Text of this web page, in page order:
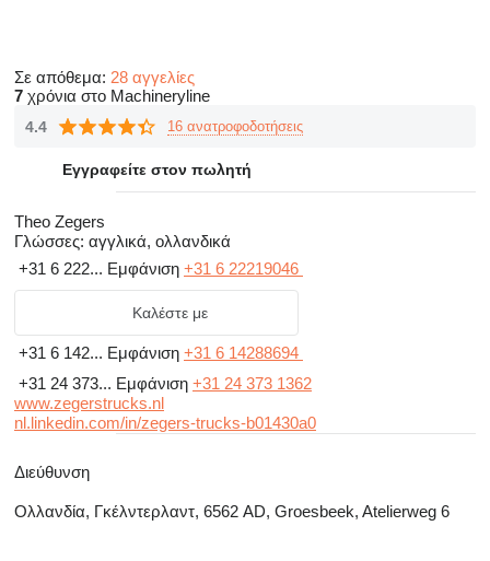
Σε απόθεμα: 28 αγγελίες
7 χρόνια στο Machineryline
4.4 16 ανατροφοδοτήσεις
Εγγραφείτε στον πωλητή
Theo Zegers
Γλώσσες: αγγλικά, ολλανδικά
+31 6 222... Εμφάνιση +31 6 22219046
Καλέστε με
+31 6 142... Εμφάνιση +31 6 14288694
+31 24 373... Εμφάνιση +31 24 373 1362
www.zegerstrucks.nl
nl.linkedin.com/in/zegers-trucks-b01430a0
Διεύθυνση
Ολλανδία, Γκέλντερλαντ, 6562 AD, Groesbeek, Atelierweg 6